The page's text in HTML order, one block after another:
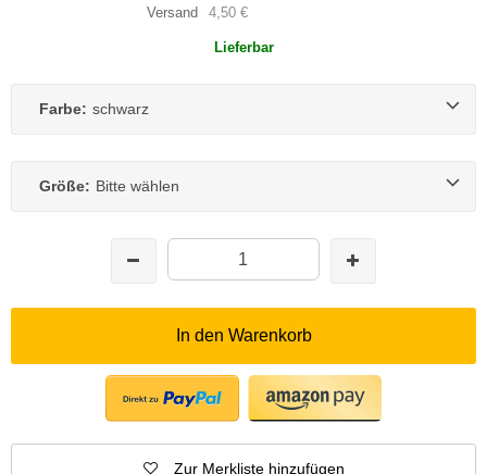
Versand 4,50 €
Lieferbar
Farbe: schwarz
Größe: Bitte wählen
In den Warenkorb
Zur Merkliste hinzufügen